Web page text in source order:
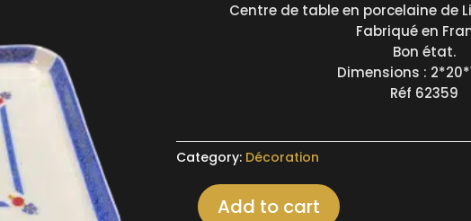
Centre de table en porcelaine de
Fabriqué en
Bon état.
Dimensions :
Réf 62359
Category: Décoration
CentreAdd to cart